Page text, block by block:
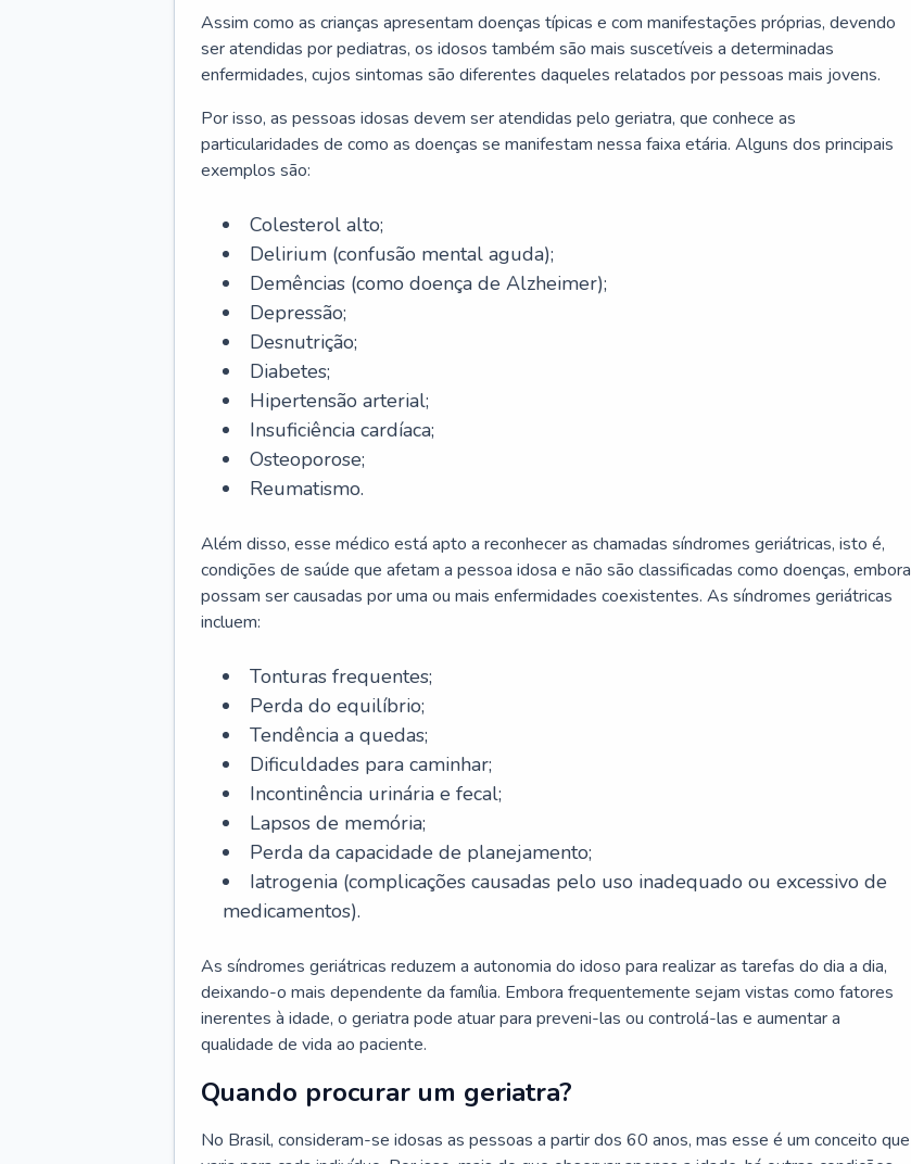
Assim como as crianças apresentam doenças típicas e com manifestações próprias, devendo
ser atendidas por pediatras, os idosos também são mais suscetíveis a determinadas
enfermidades, cujos sintomas são diferentes daqueles relatados por pessoas mais jovens.
Por isso, as pessoas idosas devem ser atendidas pelo geriatra, que conhece as
particularidades de como as doenças se manifestam nessa faixa etária. Alguns dos principais
exemplos são:
Colesterol alto;
Delirium (confusão mental aguda);
Demências (como doença de Alzheimer);
Depressão;
Desnutrição;
Diabetes;
Hipertensão arterial;
Insuficiência cardíaca;
Osteoporose;
Reumatismo.
Além disso, esse médico está apto a reconhecer as chamadas síndromes geriátricas, isto é,
condições de saúde que afetam a pessoa idosa e não são classificadas como doenças, embora
possam ser causadas por uma ou mais enfermidades coexistentes. As síndromes geriátricas
incluem:
Tonturas frequentes;
Perda do equilíbrio;
Tendência a quedas;
Dificuldades para caminhar;
Incontinência urinária e fecal;
Lapsos de memória;
Perda da capacidade de planejamento;
Iatrogenia (complicações causadas pelo uso inadequado ou excessivo de
medicamentos).
As síndromes geriátricas reduzem a autonomia do idoso para realizar as tarefas do dia a dia,
deixando-o mais dependente da família. Embora frequentemente sejam vistas como fatores
inerentes à idade, o geriatra pode atuar para preveni-las ou controlá-las e aumentar a
qualidade de vida ao paciente.
Quando procurar um geriatra?
No Brasil, consideram-se idosas as pessoas a partir dos 60 anos, mas esse é um conceito que